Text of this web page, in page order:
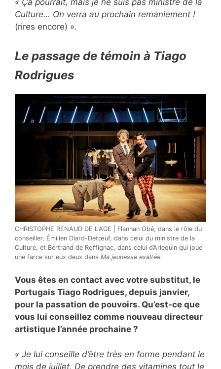
« Ça pourrait, mais je ne suis pas ministre de la
Culture… On verra au prochain remaniement !
(rires encore) ».
Le passage de témoin à Tiago
Rodrigues
CHRISTOPHE RENAUD DE LAGE | Flannan Obé, dans le rôle du
conseiller, Émilien Diard-Detœuf, dans celui du ministre de la
Culture, et Bertrand de Roffignac, dans celui d’Arlequin qui joue
une farce sur eux deux dans Ma jeunesse exaltée
Vous êtes en contact avec votre substitut, le
Portugais Tiago Rodrigues, depuis janvier,
pour la passation de pouvoirs. Qu’est-ce que
vous lui conseillez comme nouveau directeur
artistique l’année prochaine ?
« Je lui conseille d’être très en forme pendant le
mois de juillet. De prendre des vitamines tout le